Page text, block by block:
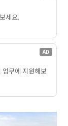
세요.
AD
무에 지원해보